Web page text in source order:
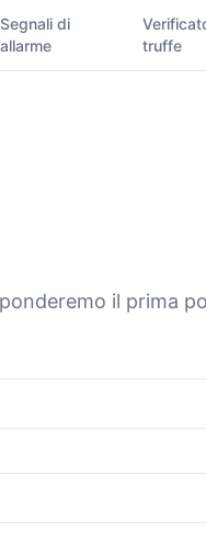
Segnali di
allarme
truffe
il prima